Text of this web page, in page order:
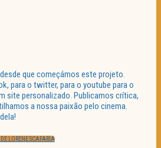
que começámos este projeto.
para o twitter, para o youtube para o
site personalizado. Publicamos crítica,
a nossa paixão pelo cinema.
LORENE SCAFARIA